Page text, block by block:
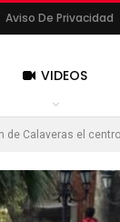
Aviso De Privacidad
VIDEOS
de Calaveras el